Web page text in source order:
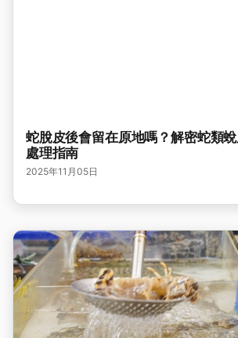
蛇脫皮後會留在原地嗎？解密蛇類
處理指南
2025年11月05日